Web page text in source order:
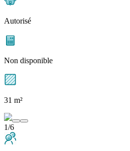
Autorisé
Non disponible
31 m²
1/6